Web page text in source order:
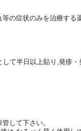
の症状のみを治療する
て半日以上貼り,発疹・